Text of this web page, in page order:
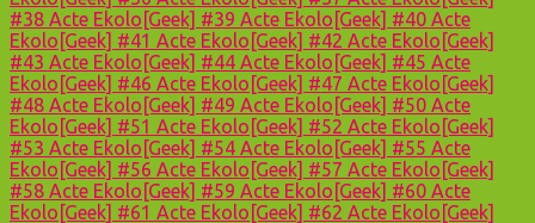
#38 Acte Ekolo[Geek] #39 Acte Ekolo[Geek] #40 Acte
Ekolo[Geek] #41 Acte Ekolo[Geek] #42 Acte Ekolo[Geek]
#43 Acte Ekolo[Geek] #44 Acte Ekolo[Geek] #45 Acte
Ekolo[Geek] #46 Acte Ekolo[Geek] #47 Acte Ekolo[Geek]
#48 Acte Ekolo[Geek] #49 Acte Ekolo[Geek] #50 Acte
Ekolo[Geek] #51 Acte Ekolo[Geek] #52 Acte Ekolo[Geek]
#53 Acte Ekolo[Geek] #54 Acte Ekolo[Geek] #55 Acte
Ekolo[Geek] #56 Acte Ekolo[Geek] #57 Acte Ekolo[Geek]
#58 Acte Ekolo[Geek] #59 Acte Ekolo[Geek] #60 Acte
Ekolo[Geek] #61 Acte Ekolo[Geek] #62 Acte Ekolo[Geek]